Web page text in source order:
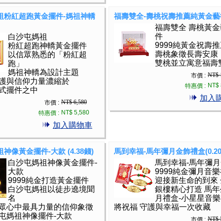
粉紅超跑黃金擺件-媽祖神轎
白沙屯媽祖
粉紅超跑神轎黃金擺件
以信眾熟悉的「粉紅超
跑」
媽祖神轎為設計主題
與信仰力量濃縮於
擺件之中
市價 : NT$ 6,580
特惠價 : NT$ 5,580
加入購物車
福壽雙全-壽桃祝壽推薦純黃金
福壽雙全 壽桃黃
件
9999純黃金祝壽
壽桃象徵長壽安康
雙桃並立寓意福壽
市價 : NT$
特惠價 : NT$
加入
神像黃金擺件-大款 (4.38錢)
白沙屯媽祖神像黃金擺件-
大款
9999純金打造黃金擺件
白沙屯媽祖以徒步遶境聞
名
心中最具力量的信仰象徵
媽祖神像擺件-大款
馬到幸福-馬年彌月金飾禮盒
馬到幸福-馬年彌
9999純金彌月音
迎接新生命的到來
銀樓精心打造 馬
月禮盒-小星星音
將祝福 守護與幸福一次收藏
市價 : NT$